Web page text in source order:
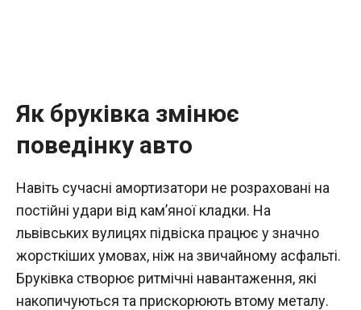
Як бруківка змінює
поведінку авто
Навіть сучасні амортизатори не розраховані на
постійні удари від кам’яної кладки. На
львівських вулицях підвіска працює у значно
жорсткіших умовах, ніж на звичайному асфальті.
Бруківка створює ритмічні навантаження, які
накопичуються та прискорюють втому металу.